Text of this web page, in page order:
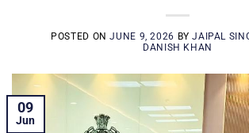
POSTED ONJUNE 9, 2026 BYJAIPAL
DANISH KHAN
09
Jun